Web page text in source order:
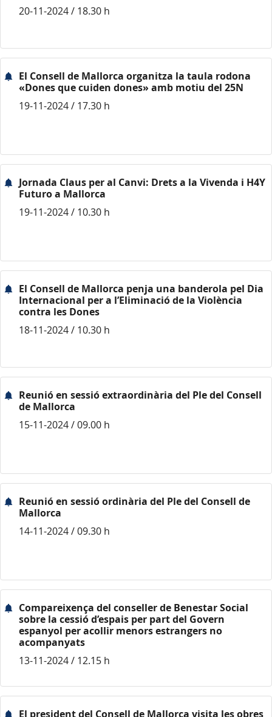
20-11-2024 / 18.30 h
El Consell de Mallorca organitza la taula rodona
«Dones que cuiden dones» amb motiu del 25N
19-11-2024 / 17.30 h
Jornada Claus per al Canvi: Drets a la Vivenda i H4Y
Futuro a Mallorca
19-11-2024 / 10.30 h
El Consell de Mallorca penja una banderola pel Dia
Internacional per a l’Eliminació de la Violència
contra les Dones
18-11-2024 / 10.30 h
Reunió en sessió extraordinària del Ple del Consell
de Mallorca
15-11-2024 / 09.00 h
Reunió en sessió ordinària del Ple del Consell de
Mallorca
14-11-2024 / 09.30 h
Compareixença del conseller de Benestar Social
sobre la cessió d’espais per part del Govern
espanyol per acollir menors estrangers no
acompanyats
13-11-2024 / 12.15 h
El president del Consell de Mallorca visita les obres